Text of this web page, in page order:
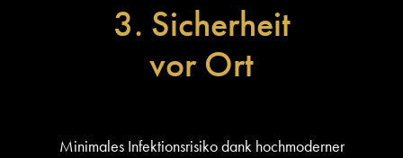
3. Sicherheit
vor Ort
Minimales Infektionsrisiko dank hochmoderner